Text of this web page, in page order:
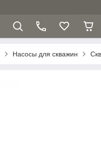
Насосы для скважин